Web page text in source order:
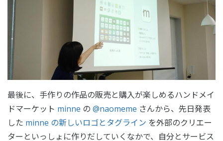
最後に、手作りの作品の販売と購入が楽しめるハンドメイ
ドマーケット minne の @naomeme さんから、先日発表
した minne の新しいロゴとタグライン を外部のクリエー
ターといっしょに作りだしていくなかで、自分とサービス